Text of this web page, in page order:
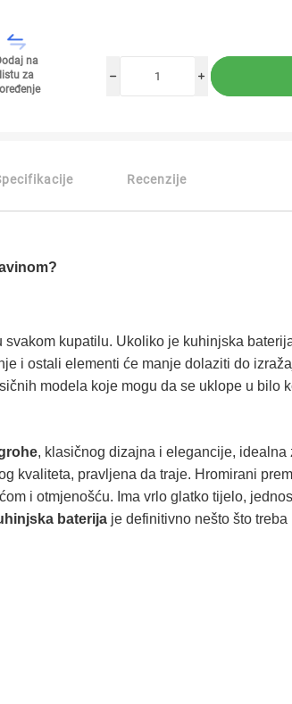
na
listu za
i
h
Recenzije
kupatilu. Ukoliko je kuhinjska
i ostali elementi će manje dolaziti do
modela koje mogu da se uklope u bilo
, klasičnog dizajna i elegancije, idealna
kvaliteta, pravljena da traje. Hromirani
i otmjenošću. Ima vrlo glatko tijelo,
baterijaje definitivno nešto što treba